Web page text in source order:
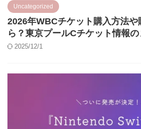
Uncategorized
2026年WBCチケット購入方法
ら？東京プールCチケット情報の
2025/12/1